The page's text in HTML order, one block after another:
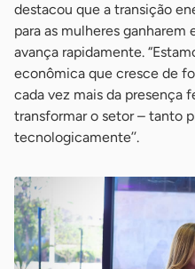
destacou que a transição
para as mulheres
avança rapidamente.
econômica que cresce de
cada vez mais da presença
transformar o setor – tanto
tecnologicamente’’.